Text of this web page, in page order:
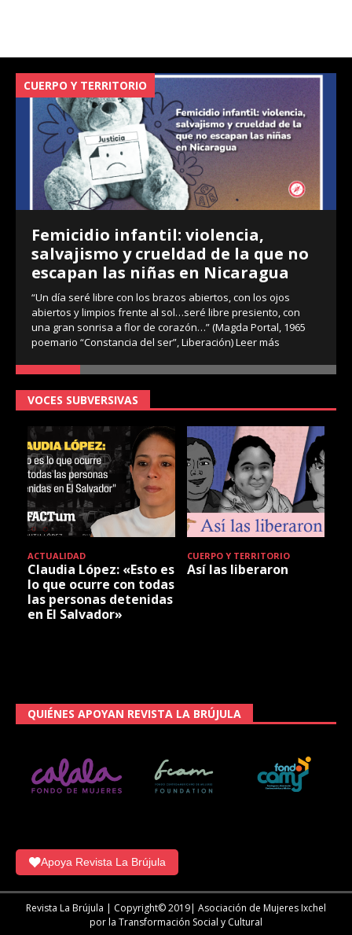
CUERPO Y TERRITORIO
Femicidio infantil: violencia,
salvajismo y crueldad de la que no
escapan las niñas en Nicaragua
“Un día seré libre con los brazos abiertos, con los ojos
abiertos y limpios frente al sol…seré libre presiento, con
una gran sonrisa a flor de corazón…” (Magda Portal, 1965
poemario “Constancia del ser”, Liberación)Leer más
VOCES SUBVERSIVAS
ACTUALIDAD
Claudia López: «Esto es
lo que ocurre con todas
las personas detenidas
en El Salvador»
CUERPO Y TERRITORIO
Así las liberaron
QUIÉNES APOYAN REVISTA LA BRÚJULA
Apoya Revista La Brújula
Revista La Brújula | Copyright© 2019| Asociación de Mujeres Ixchel
por la Transformación Social y Cultural